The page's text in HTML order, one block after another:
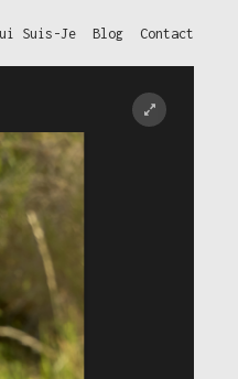
Suis-Je Blog Contact